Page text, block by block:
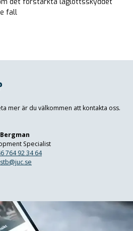
fall
mer är du välkommen att kontakta oss.
Specialist
764 92 34 64
stb@juc.se